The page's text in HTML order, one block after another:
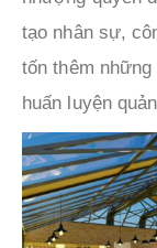
tạo nhân sự,
tốn thêm
huấn luyện